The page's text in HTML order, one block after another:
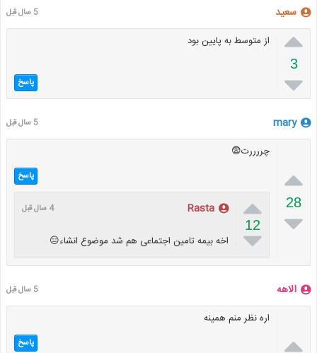
سعید 5 سال قبل

3

از متوسط به پایین بود
پاسخ
mary 5 سال قبل

28

چررررت😨
پاسخ

12

Rasta 4 سال قبل
اخه بیمه تامین اجتماعی هم شد موضوع انشاء😑
الاهه 5 سال قبل

اره نظر منم همینه
پاسخ